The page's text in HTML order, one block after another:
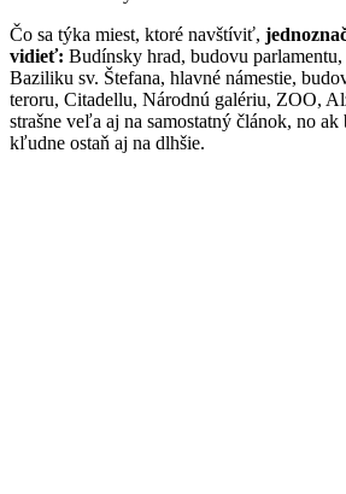
Čo sa týka miest, ktoré navštíviť,
vidieť: Budínsky hrad, budovu
Baziliku sv. Štefana, hlavné námestie,
teroru, Citadellu, Národnú galériu, ZOO,
strašne veľa aj na samostatný článok, no
kľudne ostaň aj na dlhšie.